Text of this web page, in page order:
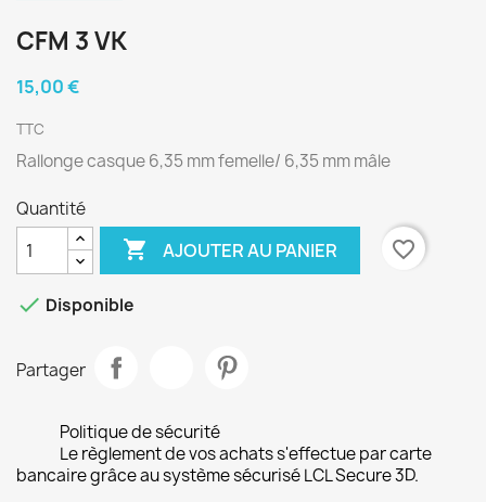
CFM 3 VK
15,00 €
TTC
Rallonge casque 6,35 mm femelle/ 6,35 mm mâle
Quantité
 AJOUTER AU PANIER favorite_border
 Disponible
Partager
Politique de sécurité
Le règlement de vos achats s'effectue par carte
bancaire grâce au système sécurisé LCL Secure 3D.